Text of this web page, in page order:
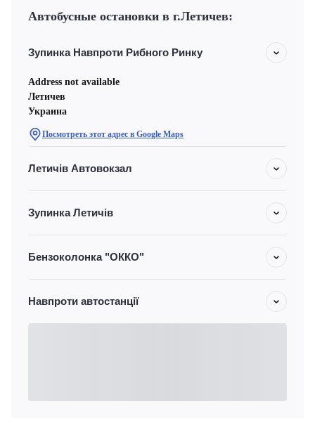
Автобусные остановки в г.Летичeв:
Зупинка Навпроти Рибного Ринку
Address not available
Летичeв
Украина
Посмотреть этот адрес в Google Maps
Летичів Автовокзал
Зупинка Летичів
Бензоколонка "ОККО"
Навпроти автостанції